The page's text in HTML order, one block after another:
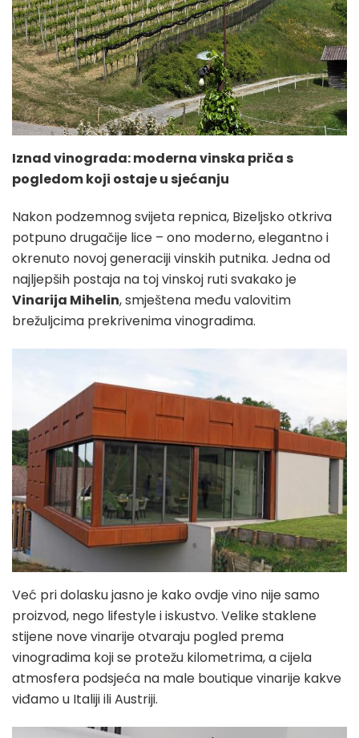
Iznad vinograda: moderna vinska priča s
pogledom koji ostaje u sjećanju
Nakon podzemnog svijeta repnica, Bizeljsko otkriva
potpuno drugačije lice – ono moderno, elegantno i
okrenuto novoj generaciji vinskih putnika. Jedna od
najljepših postaja na toj vinskoj ruti svakako je
Vinarija Mihelin, smještena među valovitim
brežuljcima prekrivenima vinogradima.
Već pri dolasku jasno je kako ovdje vino nije samo
proizvod, nego lifestyle i iskustvo. Velike staklene
stijene nove vinarije otvaraju pogled prema
vinogradima koji se protežu kilometrima, a cijela
atmosfera podsjeća na male boutique vinarije kakve
viđamo u Italiji ili Austriji.